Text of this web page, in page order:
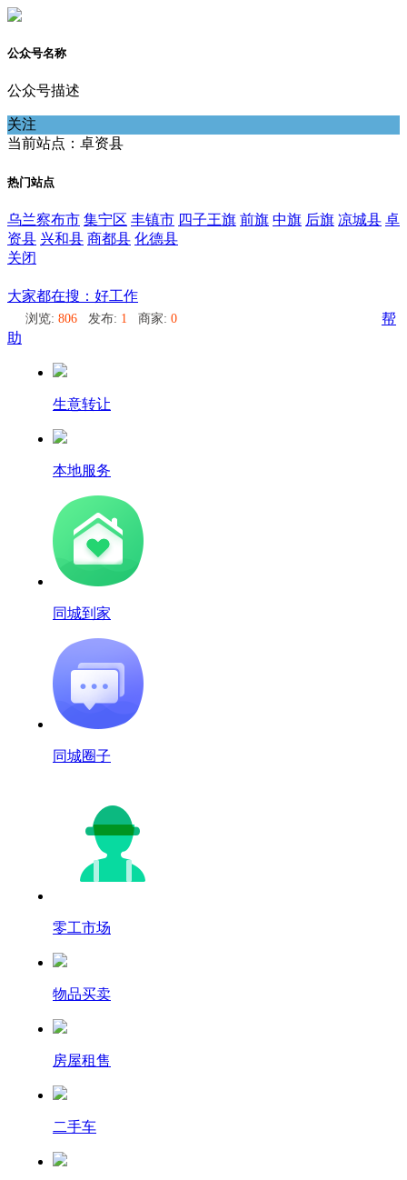
公众号名称
公众号描述
关注
当前站点：卓资县
热门站点
乌兰察布市 集宁区 丰镇市 四子王旗 前旗 中旗 后旗 凉城县 卓
资县 兴和县 商都县 化德县
关闭
大家都在搜：好工作
浏览: 806 发布: 1 商家: 0
帮
助
生意转让
本地服务
同城到家
同城圈子
零工市场
物品买卖
房屋租售
二手车